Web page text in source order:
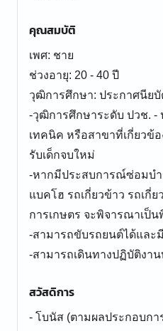
คุณสมบัติ
เพศ: ชาย
ช่วงอายุ: 20 - 40 ปี
วุฒิการศึกษา: ประกาศนีย
-วุฒิการศึกษาระดับ ปวช. -
เทคนิค หรือสาขาที่เกี่ยวข้อ
รับเด็กจบใหม่
-หากมีประสบการณ์ซ่อมบำ
แบคโฮ รถเกี่ยวข้าว รถเกี่
การเกษตร จะพิจารณาเป็น
-สามารถขับรถยนต์ได้แล
-สามารถเดินทางปฏิบัติงาน
สวัสดิการ
- โบนัส (ตามผลประกอบกา